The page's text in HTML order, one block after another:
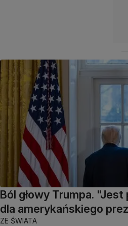
Ból głowy Trumpa.
dla amerykańskiego
ZE ŚWIATA